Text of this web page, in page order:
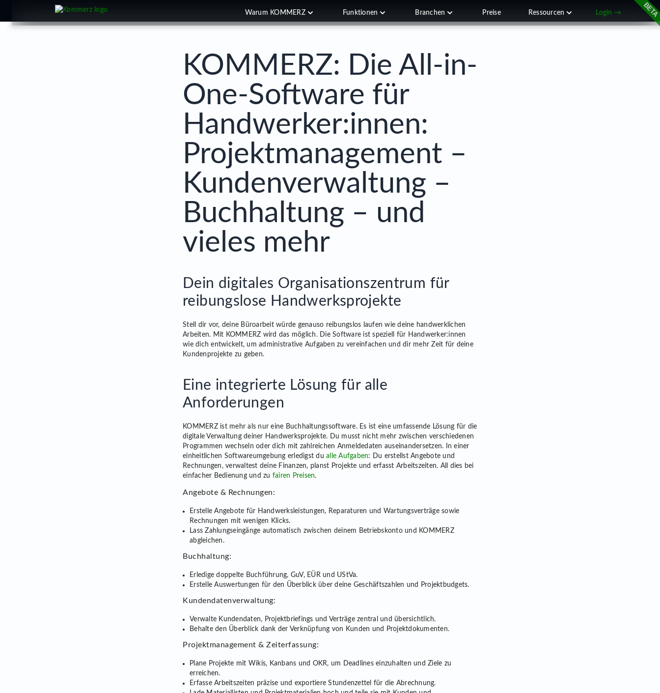
Warum KOMMERZ Funktionen Branchen Preise Ressourcen Login →
KOMMERZ: Die All-in-
One-Software für
Handwerker:innen:
Projektmanagement –
Kundenverwaltung –
Buchhaltung – und
vieles mehr
Dein digitales Organisationszentrum für
reibungslose Handwerksprojekte
Stell dir vor, deine Büroarbeit würde genauso reibungslos laufen wie deine handwerklichen
Arbeiten. Mit KOMMERZ wird das möglich. Die Software ist speziell für Handwerker:innen
wie dich entwickelt, um administrative Aufgaben zu vereinfachen und dir mehr Zeit für deine
Kundenprojekte zu geben.
Eine integrierte Lösung für alle
Anforderungen
KOMMERZ ist mehr als nur eine Buchhaltungssoftware. Es ist eine umfassende Lösung für die
digitale Verwaltung deiner Handwerksprojekte. Du musst nicht mehr zwischen verschiedenen
Programmen wechseln oder dich mit zahlreichen Anmeldedaten auseinandersetzen. In einer
einheitlichen Softwareumgebung erledigst du alle Aufgaben: Du erstellst Angebote und
Rechnungen, verwaltest deine Finanzen, planst Projekte und erfasst Arbeitszeiten. All dies bei
einfacher Bedienung und zu fairen Preisen.
Angebote & Rechnungen:
Erstelle Angebote für Handwerksleistungen, Reparaturen und Wartungsverträge sowie
Rechnungen mit wenigen Klicks.
Lass Zahlungseingänge automatisch zwischen deinem Betriebskonto und KOMMERZ
abgleichen.
Buchhaltung:
Erledige doppelte Buchführung, GuV, EÜR und UStVa.
Erstelle Auswertungen für den Überblick über deine Geschäftszahlen und Projektbudgets.
Kundendatenverwaltung:
Verwalte Kundendaten, Projektbriefings und Verträge zentral und übersichtlich.
Behalte den Überblick dank der Verknüpfung von Kunden und Projektdokumenten.
Projektmanagement & Zeiterfassung:
Plane Projekte mit Wikis, Kanbans und OKR, um Deadlines einzuhalten und Ziele zu
erreichen.
Erfasse Arbeitszeiten präzise und exportiere Stundenzettel für die Abrechnung.
cookie